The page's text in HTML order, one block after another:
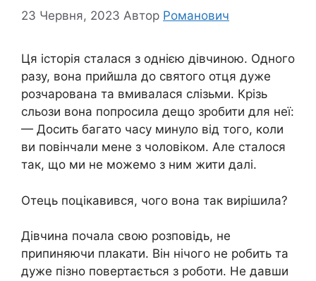
23 Червня, 2023 Автор Романович
Ця історія сталася з однією дівчиною. Одного
разу, вона прийшла до святого отця дуже
розчарована та вмивалася слізьми. Крізь
сльози вона попросила дещо зробити для неї:
— Досить багато часу минуло від того, коли
ви повінчали мене з чоловіком. Але сталося
так, що ми не можемо з ним жити далі.
Отець поцікавився, чого вона так вирішила?
Дівчина почала свою розповідь, не
припиняючи плакати. Він нічого не робить та
дуже пізно повертається з роботи. Не давши